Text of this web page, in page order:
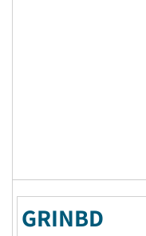
GRINBD